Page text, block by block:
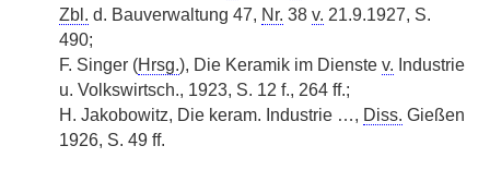
Zbl. d. Bauverwaltung 47, Nr. 38 v. 21.9.1927, S.
490;
F. Singer (Hrsg.), Die Keramik im Dienste v. Industrie
u. Volkswirtsch., 1923, S. 12 f., 264 ff.;
H. Jakobowitz, Die keram. Industrie …, Diss. Gießen
1926, S. 49 ff.